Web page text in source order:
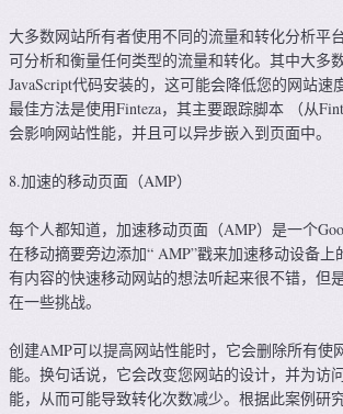
大多数网站所有者使用不同的流量和转化分析平
可分析和衡量任何类型的流量和转化。其中大多
JavaScript代码安装的，这可能会降低您的网站速
最佳方法是使用Finteza，其主要跟踪脚本 （从
会影响网站性能，并且可以异步嵌入到页面中。
8.加速的移动页面（AMP）
每个人都知道，加速移动页面（AMP）是一个
在移动摘要旁边添加“ AMP”戳来加速移动设备
有内容的快速移动网站的想法听起来很不错，但
在一些挑战。
创建AMP可以提高网站性能时，它会删除所有使
能。换句话说，它会改变您网站的设计，并为访
能，从而可能导致转化次数减少。根据此案例研